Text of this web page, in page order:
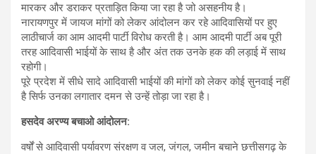
मारकर और डराकर प्रताड़ित किया जा रहा है जो असहनीय है।
नारायणपुर में जायज मांगों को लेकर आंदोलन कर रहे आदिवासियों पर हुए
लाठीचार्ज का आम आदमी पार्टी विरोध करती है। आम आदमी पार्टी अब पूरी
तरह आदिवासी भाईयों के साथ है और अंत तक उनके हक की लड़ाई में साथ
रहोगी।
पूरे प्रदेश में सीधे सादे आदिवासी भाईयों की मांगों को लेकर कोई सुनवाई नहीं
है सिर्फ उनका लगातार दमन से उन्हें तोड़ा जा रहा है।
हसदेव अरण्य बचाओ आंदोलन:
वर्षों से आदिवासी पर्यावरण संरक्षण व जल, जंगल, जमीन बचाने छत्तीसगढ़ के